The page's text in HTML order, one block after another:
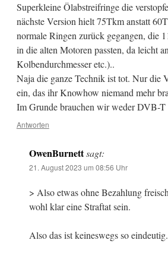
Superkleine Ölabstreifringe die
nächste Version hielt 75Tkm anstatt
normale Ringen zurück gegangen, die
in die alten Motoren passten, da leicht
Kolbendurchmesser etc.)..
Naja die ganze Technik ist tot. Nur die
ein, das ihr Knowhow niemand mehr
Im Grunde brauchen wir weder DVB-T
Antworten
OwenBurnett sagt:
21. August 2023 um 08:56 Uhr
> Also etwas ohne Bezahlung
wohl klar eine Straftat sein.
Also das ist keineswegs so eindeutig.